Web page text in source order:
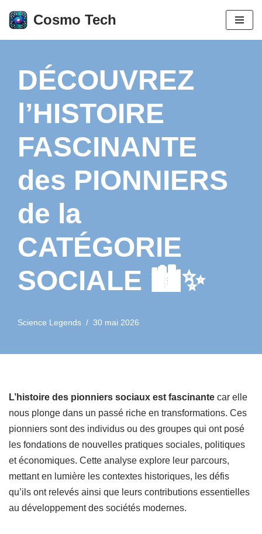
Aller
Cosmo Tech
DÉCOUVREZ
l’HISTOIRE
FASCINANTE
des PIONNIERS
de la
CATÉGORIE
SOCIALE 🏙️✨
Science Legends 30 mai 2026
L’histoire des pionniers sociaux est fascinante car elle
nous plonge dans un passé riche en transformations. Ces
pionniers sont des individus ou des groupes qui ont posé
les fondations de nouvelles pratiques sociales, politiques
et économiques. Cette analyse explore leur parcours,
mettant en lumière les contextes historiques, les défis
qu’ils ont relevés ainsi que leurs contributions essentielles
au développement des sociétés modernes.